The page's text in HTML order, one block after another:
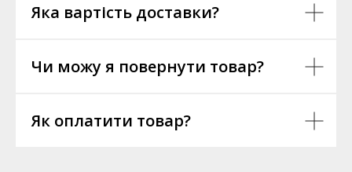
Яка вартість доставки?
Чи можу я повернути товар?
Як оплатити товар?